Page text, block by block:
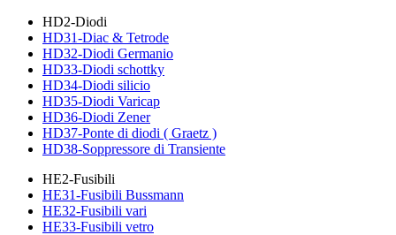
HD2-Diodi
HD31-Diac & Tetrode
HD32-Diodi Germanio
HD33-Diodi schottky
HD34-Diodi silicio
HD35-Diodi Varicap
HD36-Diodi Zener
HD37-Ponte di diodi ( Graetz )
HD38-Soppressore di Transiente
HE2-Fusibili
HE31-Fusibili Bussmann
HE32-Fusibili vari
HE33-Fusibili vetro